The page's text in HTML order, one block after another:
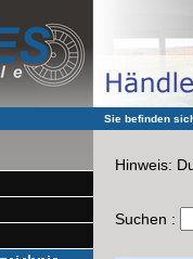
Sie befinden
Hinweis:
Suchen :